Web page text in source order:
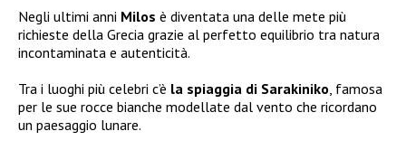
Negli ultimi anni Milos è diventata una delle mete più
richieste della Grecia grazie al perfetto equilibrio tra natura
incontaminata e autenticità.
Tra i luoghi più celebri c’è la spiaggia di Sarakiniko , famosa
per le sue rocce bianche modellate dal vento che ricordano
un paesaggio lunare.